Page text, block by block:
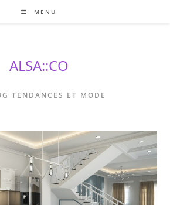
MENU
ALSA::CO
TENDANCES ET MODE